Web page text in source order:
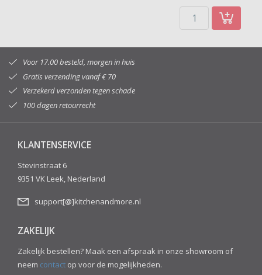
Voor 17.00 besteld, morgen in huis
Gratis verzending vanaf € 70
Verzekerd verzonden tegen schade
100 dagen retourrecht
KLANTENSERVICE
Stevinstraat 6
9351 VK Leek, Nederland
support[@]kitchenandmore.nl
ZAKELIJK
Zakelijk bestellen? Maak een afspraak in onze showroom of
neem contact op voor de mogelijkheden.